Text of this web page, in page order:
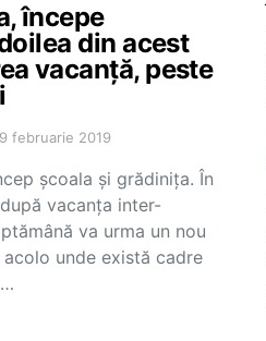
începe
din acest
vacanță, peste
9 februarie 2019
școala și grădinița. În
vacanța inter-
va urma un nou
unde există cadre